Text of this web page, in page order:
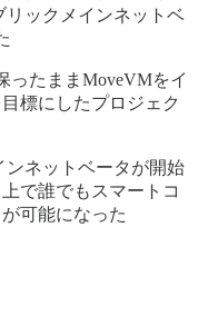
リックメインネットベ
ったままMoveVMをイ
標にしたプロジェク
ンネットベータが開始
で誰でもスマートコ
可能になった